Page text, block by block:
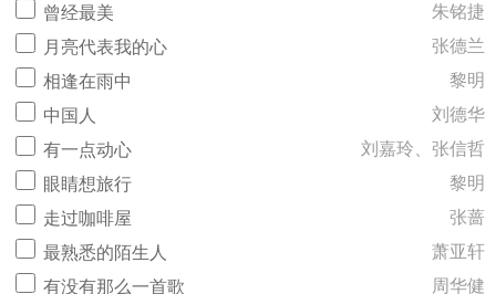
曾经最美
朱铭捷
月亮代表我的心
张德兰
相逢在雨中
黎明
中国人
刘德华
有一点动心
刘嘉玲、张信哲
眼睛想旅行
黎明
走过咖啡屋
张蔷
最熟悉的陌生人
萧亚轩
有没有那么一首歌
周华健